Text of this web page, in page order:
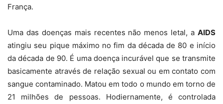
França.
Uma das doenças mais recentes não menos letal, a AIDS
atingiu seu pique máximo no fim da década de 80 e início
da década de 90. É uma doença incurável que se transmite
basicamente através de relação sexual ou em contato com
sangue contaminado. Matou em todo o mundo em torno de
21 milhões de pessoas. Hodiernamente, é controlada